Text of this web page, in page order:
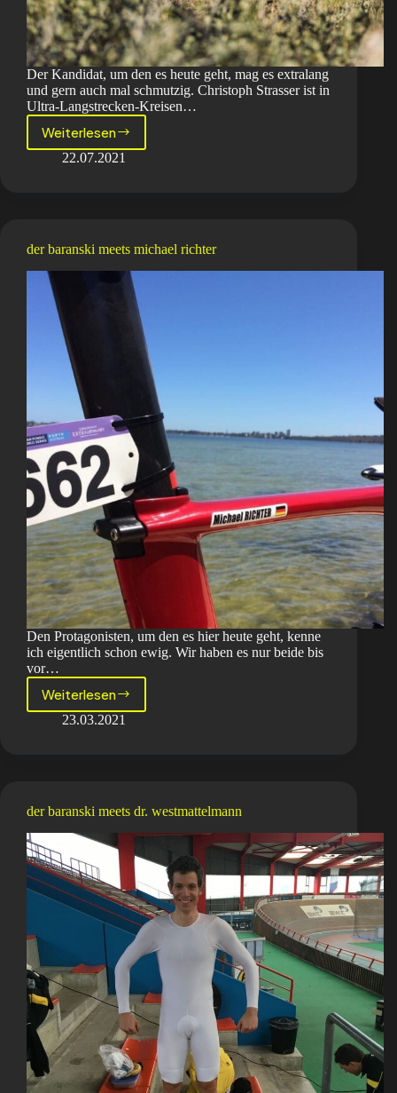
​Der Kandidat, um den es heute geht, mag es extralang
und gern auch mal schmutzig. Christoph Strasser ist in
Ultra-Langstrecken-Kreisen…
Weiterlesen
Der
Baranski
22.07.2021
der baranski meets michael richter
Den Protagonisten, um den es hier heute geht, kenne
ich eigentlich schon ewig. Wir haben es nur beide bis
vor…
Weiterlesen
der
baranski
23.03.2021
der baranski meets dr. westmattelmann